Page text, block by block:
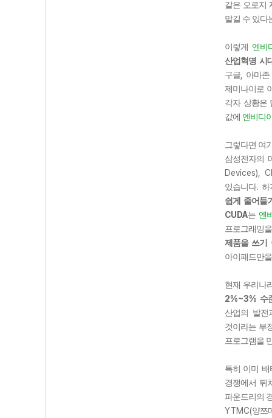
같은 오로지
맡길 수 있다
이렇게
엔비
산업혁명 시
구글
아마
제미나이로
각자 상황은
값에 엔비디
그렇다면 여
삼성전자의
Devices),
있습니다.
쉽게 줄어들
CUDA는 엔
프로그래밍
제품을 쓰기
아이패드만
현재 우리나
2%~3% 수
산업의 발전
것이라는 부
프로그램을
특히 이미 배
경쟁에서 뒤
파운드리의
YTMC(양쯔